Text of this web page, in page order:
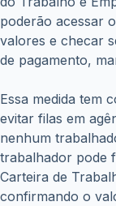
poderão acessar
valores e checar
de pagamento,
Essa medida tem
evitar filas em
nenhum
trabalhador pode
Carteira de
confirmando o